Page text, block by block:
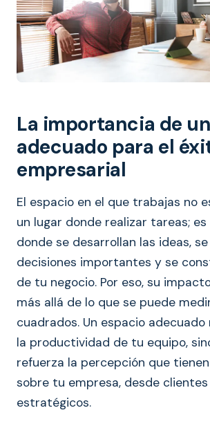
La importancia de
adecuado para el
empresarial
El espacio en el que trabajas no
un lugar donde realizar tareas;
donde se desarrollan las ideas,
decisiones importantes y se
de tu negocio. Por eso, su
más allá de lo que se puede
cuadrados. Un espacio adecuado
la productividad de tu equipo,
refuerza la percepción que
sobre tu empresa, desde
estratégicos.